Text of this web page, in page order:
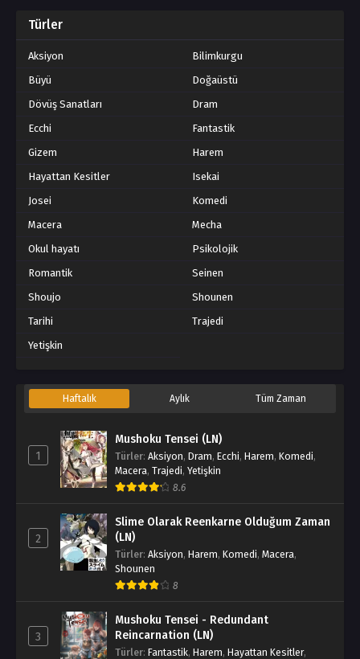
Türler
Aksiyon
Bilimkurgu
Büyü
Doğaüstü
Dövüş Sanatları
Dram
Ecchi
Fantastik
Gizem
Harem
Hayattan Kesitler
Isekai
Josei
Komedi
Macera
Mecha
Okul hayatı
Psikolojik
Romantik
Seinen
Shoujo
Shounen
Tarihi
Trajedi
Yetişkin
Haftalık Aylık Tüm Zaman
1
Mushoku Tensei (LN)
Türler: Aksiyon, Dram, Ecchi, Harem, Komedi,
Macera, Trajedi, Yetişkin
8.6
2
Slime Olarak Reenkarne Olduğum Zaman
(LN)
Türler: Aksiyon, Harem, Komedi, Macera,
Shounen
8
3
Mushoku Tensei - Redundant
Reincarnation (LN)
Türler: Fantastik, Harem, Hayattan Kesitler,